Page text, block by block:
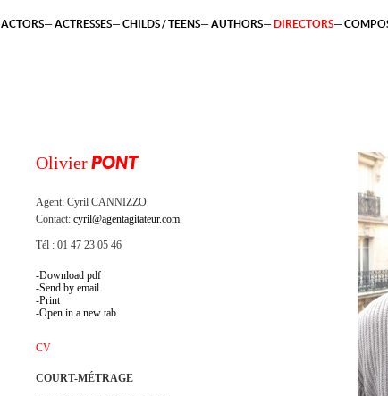
ACTORS ACTRESSES CHILDS / TEENS AUTHORS DIRECTORS
OlivierPONT
Agent: Cyril CANNIZZO
Contact: cyril@agentagitateur.com
Tél : 01 47 23 05 46
Download pdf
Send by email
Print
Open in a new tab
CV
COURT-MÉTRAGE